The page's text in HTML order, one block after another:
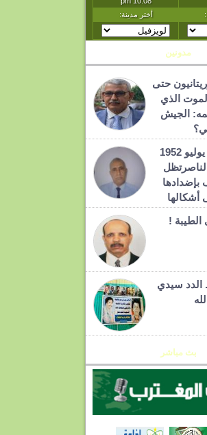
مدونين
حتى
الذي
الجيش
في ذكرى 23 يوليو 1952
بإضدادها
أشكالها
الطيبة !
سيدي
بث مباشر